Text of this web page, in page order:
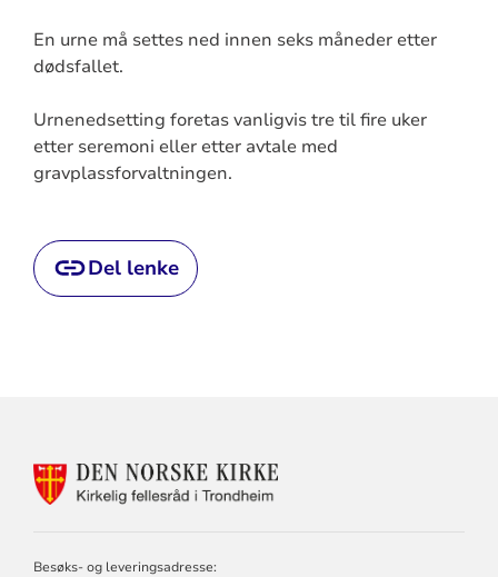
En urne må settes ned innen seks måneder etter
dødsfallet.
Urnenedsetting foretas vanligvis tre til fire uker
etter seremoni eller etter avtale med
gravplassforvaltningen.
Del lenke
KONTAKTINFORMASJON
Besøks- og leveringsadresse: